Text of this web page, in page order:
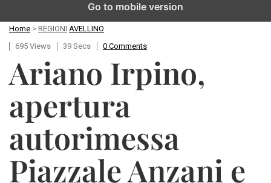
Home > REGIONI AVELLINO
695 Views
39 Secs 0 Comments
Ariano Irpino,
apertura
autorimessa
Piazzale Anzani e
Go to mobile version